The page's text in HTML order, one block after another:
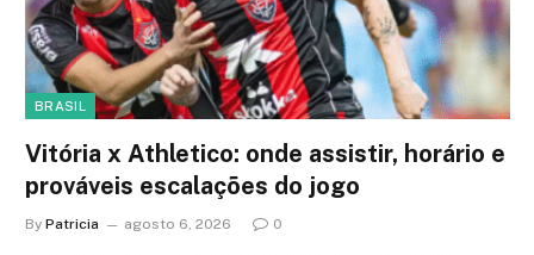
BRASIL
Vitória x Athletico: onde assistir, horário e
prováveis escalações do jogo
By Patricia agosto 6, 2026 0